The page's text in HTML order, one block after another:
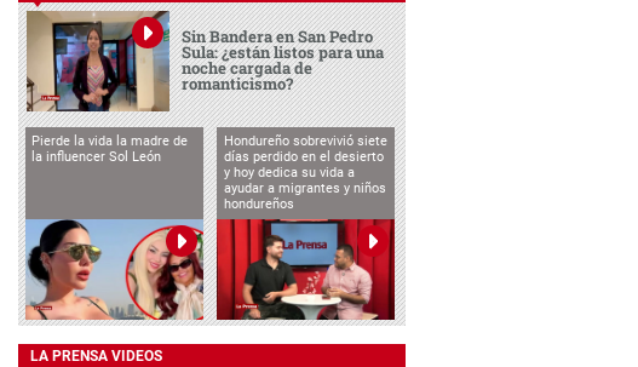
Sin Bandera en San Pedro
Sula: ¿están listos para una
noche cargada de
romanticismo?
Pierde la vida la madre de
la influencer Sol León
Hondureño sobrevivió siete
días perdido en el desierto
y hoy dedica su vida a
ayudar a migrantes y niños
hondureños
LA PRENSA VIDEOS